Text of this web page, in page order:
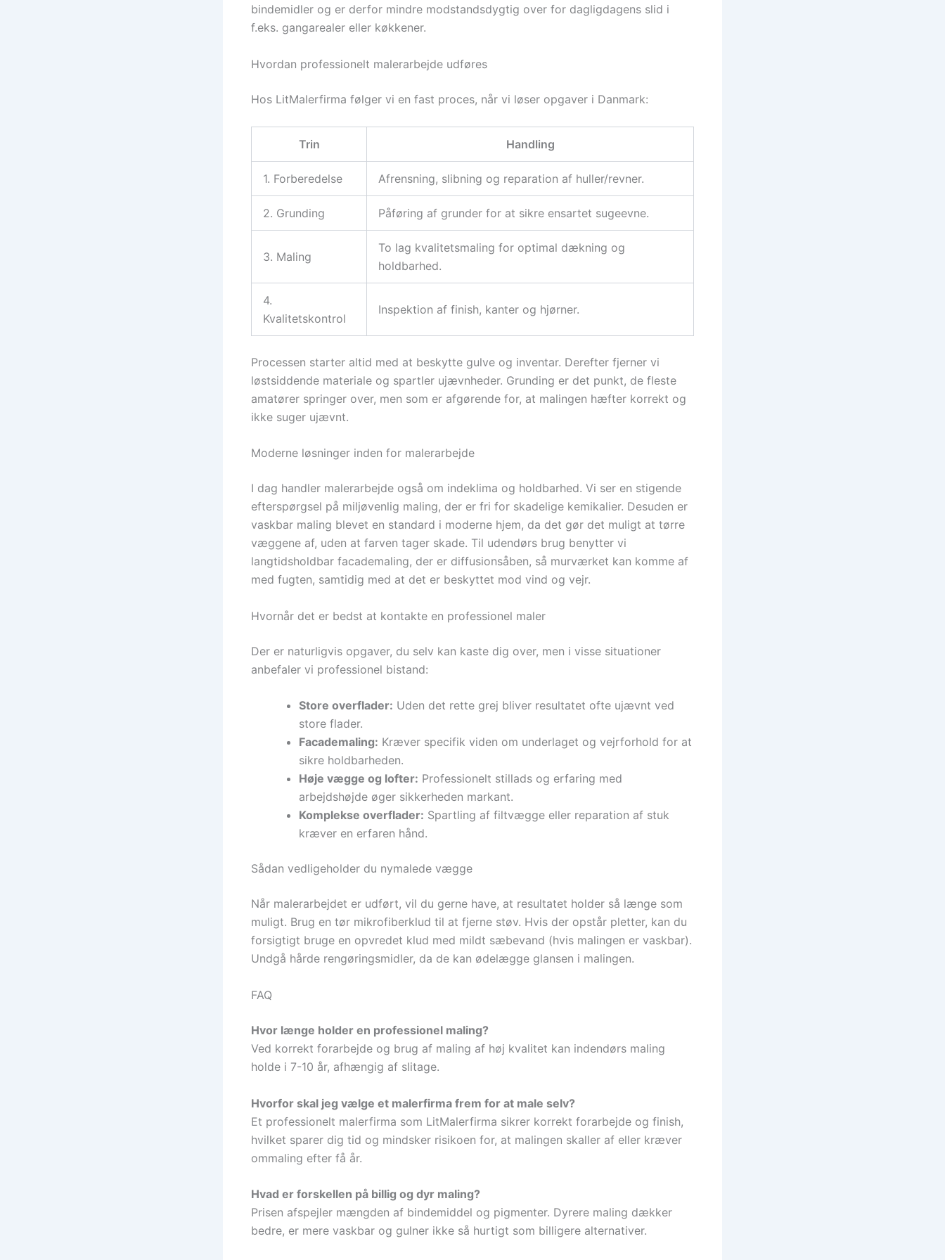
bindemidler og er derfor mindre modstandsdygtig over for dagligdagens slid i
f.eks. gangarealer eller køkkener.
Hvordan professionelt malerarbejde udføres
Hos LitMalerfirma følger vi en fast proces, når vi løser opgaver i Danmark:
Trin Handling
1. Forberedelse Afrensning, slibning og reparation af huller/revner.
2. Grunding Påføring af grunder for at sikre ensartet sugeevne.
3. Maling
To lag kvalitetsmaling for optimal dækning og
holdbarhed.
4.
Kvalitetskontrol
Inspektion af finish, kanter og hjørner.
Processen starter altid med at beskytte gulve og inventar. Derefter fjerner vi
løstsiddende materiale og spartler ujævnheder. Grunding er det punkt, de fleste
amatører springer over, men som er afgørende for, at malingen hæfter korrekt og
ikke suger ujævnt.
Moderne løsninger inden for malerarbejde
I dag handler malerarbejde også om indeklima og holdbarhed. Vi ser en stigende
efterspørgsel på miljøvenlig maling, der er fri for skadelige kemikalier. Desuden er
vaskbar maling blevet en standard i moderne hjem, da det gør det muligt at tørre
væggene af, uden at farven tager skade. Til udendørs brug benytter vi
langtidsholdbar facademaling, der er diffusionsåben, så murværket kan komme af
med fugten, samtidig med at det er beskyttet mod vind og vejr.
Hvornår det er bedst at kontakte en professionel maler
Der er naturligvis opgaver, du selv kan kaste dig over, men i visse situationer
anbefaler vi professionel bistand:
Store overflader: Uden det rette grej bliver resultatet ofte ujævnt ved
store flader.
Facademaling: Kræver specifik viden om underlaget og vejrforhold for at
sikre holdbarheden.
Høje vægge og lofter: Professionelt stillads og erfaring med
arbejdshøjde øger sikkerheden markant.
Komplekse overflader: Spartling af filtvægge eller reparation af stuk
kræver en erfaren hånd.
Sådan vedligeholder du nymalede vægge
Når malerarbejdet er udført, vil du gerne have, at resultatet holder så længe som
muligt. Brug en tør mikrofiberklud til at fjerne støv. Hvis der opstår pletter, kan du
forsigtigt bruge en opvredet klud med mildt sæbevand (hvis malingen er vaskbar).
Undgå hårde rengøringsmidler, da de kan ødelægge glansen i malingen.
FAQ
Hvor længe holder en professionel maling?
Ved korrekt forarbejde og brug af maling af høj kvalitet kan indendørs maling
holde i 7-10 år, afhængig af slitage.
Hvorfor skal jeg vælge et malerfirma frem for at male selv?
Et professionelt malerfirma som LitMalerfirma sikrer korrekt forarbejde og finish,
hvilket sparer dig tid og mindsker risikoen for, at malingen skaller af eller kræver
ommaling efter få år.
Hvad er forskellen på billig og dyr maling?
Prisen afspejler mængden af bindemiddel og pigmenter. Dyrere maling dækker
bedre, er mere vaskbar og gulner ikke så hurtigt som billigere alternativer.